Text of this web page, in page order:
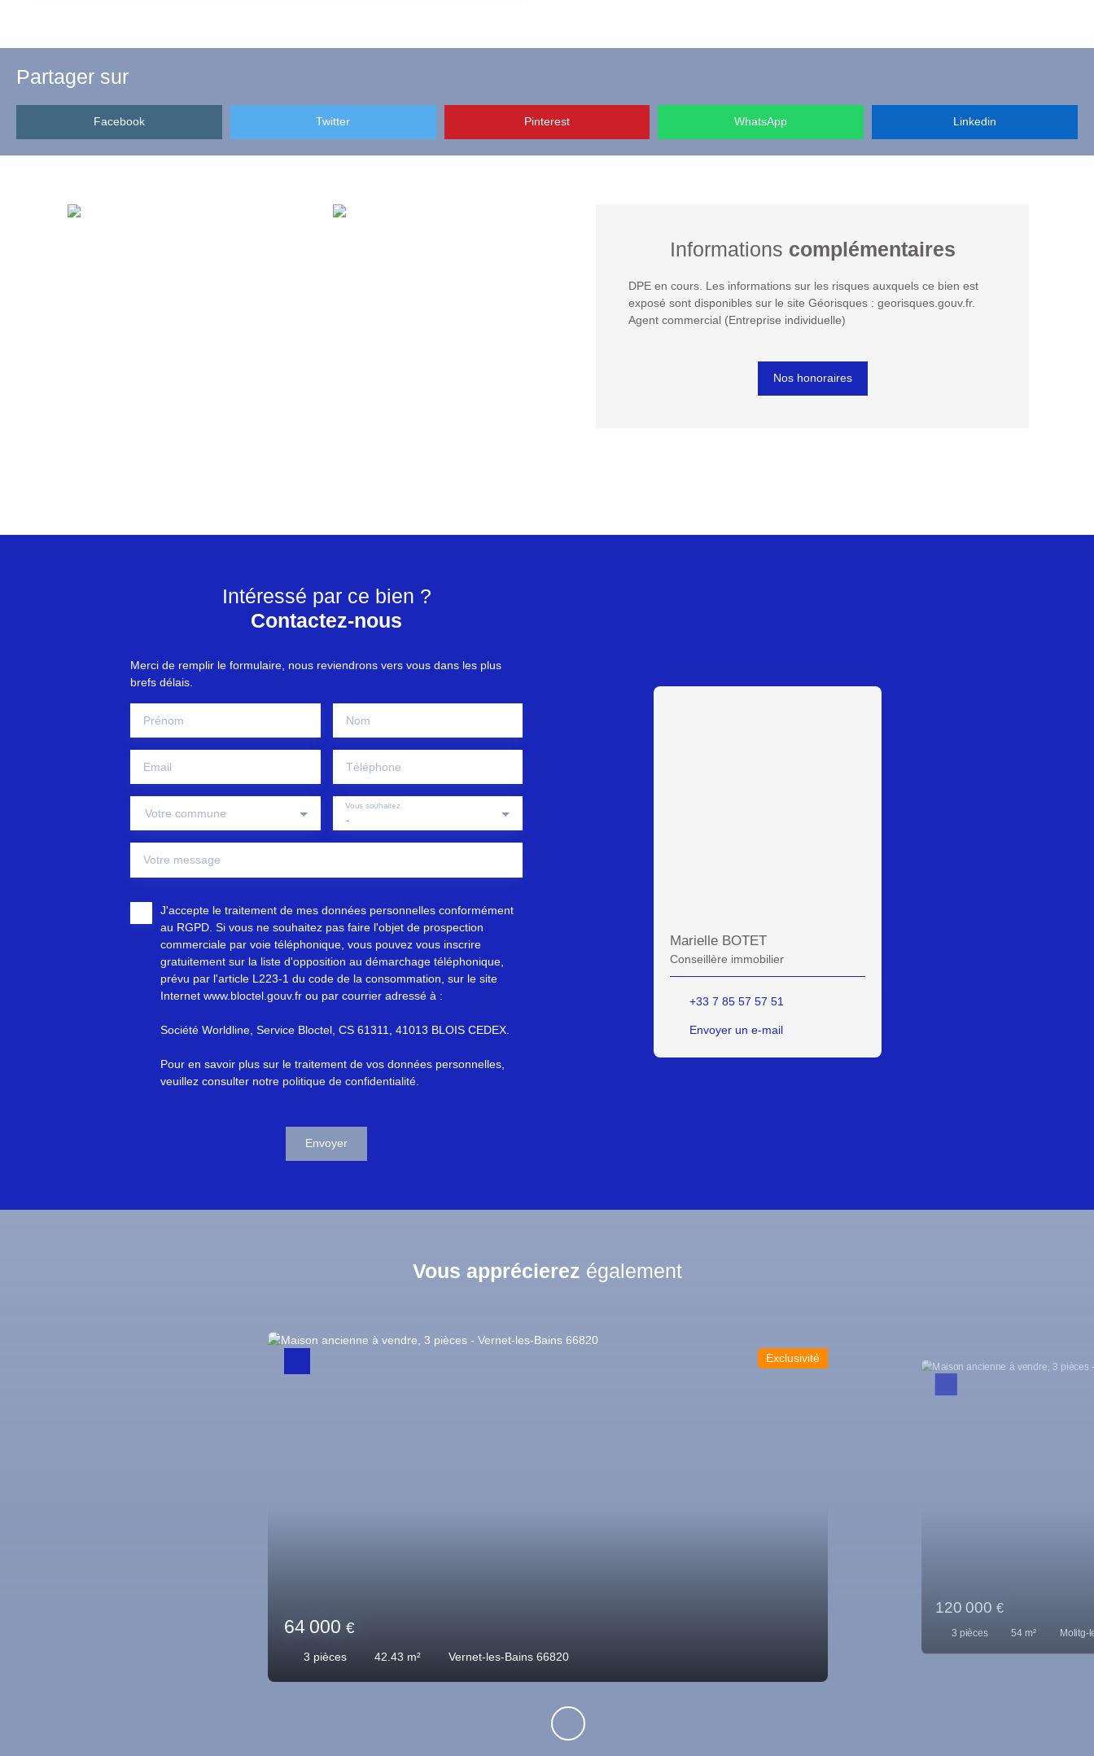
Partager sur
Facebook Twitter Pinterest WhatsApp Linkedin
Informations complémentaires
DPE en cours. Les informations sur les risques auxquels ce bien est
exposé sont disponibles sur le site Géorisques : georisques.gouv.fr.
Agent commercial (Entreprise individuelle)
Nos honoraires
Intéressé par ce bien ?
Contactez-nous
Merci de remplir le formulaire, nous reviendrons vers vous dans les plus
brefs délais.
Prénom Nom
Email Téléphone
Votre commune -
Vous souhaitez
Votre message
J'accepte le traitement de mes données personnelles conformément
au RGPD. Si vous ne souhaitez pas faire l'objet de prospection
commerciale par voie téléphonique, vous pouvez vous inscrire
gratuitement sur la liste d'opposition au démarchage téléphonique,
prévu par l'article L223-1 du code de la consommation, sur le site
Internet www.bloctel.gouv.fr ou par courrier adressé à :
Société Worldline, Service Bloctel, CS 61311, 41013 BLOIS CEDEX.
Pour en savoir plus sur le traitement de vos données personnelles,
veuillez consulter notre politique de confidentialité
Envoyer
Marielle BOTET
Conseillère immobilier
+33 7 85 57 57 51
Envoyer un e-mail
Vous apprécierez également
3pièces
Nouveauté